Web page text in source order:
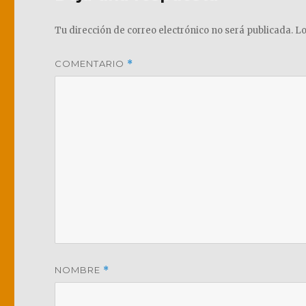
Tu dirección de correo electrónico no será publicada.
COMENTARIO *
NOMBRE *